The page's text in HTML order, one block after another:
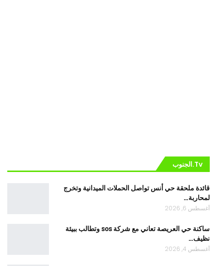
Tv.الجنوب
قائدة ملحقة حي أنس تواصل الحملات الميدانية وتخرج
لمحاربة…
أغسطس 6, 2026
ساكنة حي العريصة تعاني مع شركة sos وتطالب ببيئة
نظيف…
أغسطس 4, 2026